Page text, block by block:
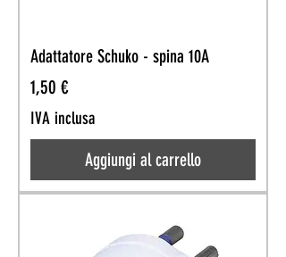
Adattatore Schuko - spina 10A
Prezzo
1,50 €
IVA inclusa
Aggiungi al carrello